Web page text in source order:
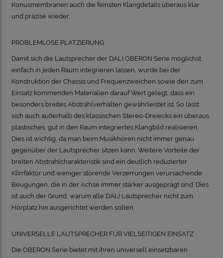
Konusmembranen auch die feinsten Klangdetails überaus klar
und präzise wieder.
PROBLEMLOSE PLATZIERUNG
Damit sich die Lautsprecher der DALI OBERON Serie möglichst
einfach in jeden Raum integrieren lassen, wurde bei der
Konstruktion der Chassis und Frequenzweichen sowie den zum
Einsatz kommenden Materialien darauf Wert gelegt, dass ein
besonders breites Abstrahlverhalten gewährleistet ist. So lässt
sich auch außerhalb des klassischen Stereo-Dreiecks ein überaus
plastisches, gut in den Raum integriertes Klangbild realisieren.
Dies ist wichtig, da man beim Musikhören nicht immer genau
gegenüber der Lautsprecher sitzen kann. Weitere Vorteile der
breiten Abstrahlcharakteristik sind ein deutlich reduzierter
Klirrfaktor und weniger störende Verzerrungen verursachende
Beugungen, die in der Achse immer stärker ausgeprägt sind. Dies
ist auch der Grund, warum alle DALI Lautsprecher nicht zum
Hörplatz hin ausgerichtet werden sollen.
UNIVERSELLE LAUTSPRECHER FÜR VIELSEITIGEN EINSATZ
Die OBERON Serie bietet mit ihren universell einsetzbaren